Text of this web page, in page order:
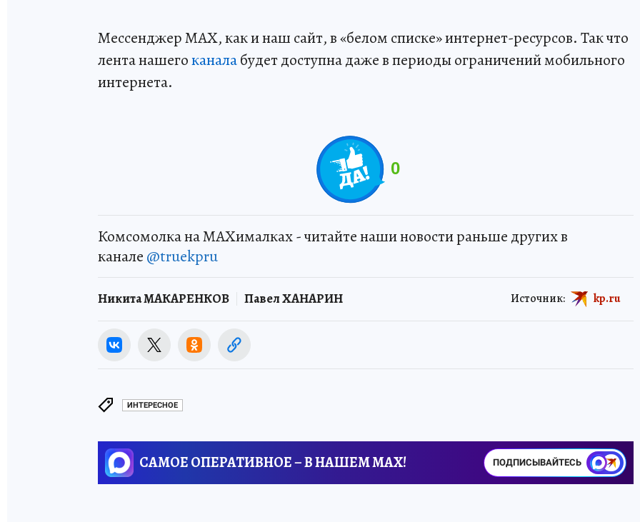
Мессенджер MAX, как и наш сайт, в «белом списке» интернет-ресурсов. Так что
лента нашегоканалабудет доступна даже в периоды ограничений мобильного
интернета.
0
Комсомолка на MAXималках - читайте наши новости раньше других в
канале @truekpru
Никита МАКАРЕНКОВ Павел ХАНАРИН Источник: kp.ru
ИНТЕРЕСНОЕ
САМОЕ ОПЕРАТИВНОЕ – В НАШЕМ MAX! ПОДПИСЫВАЙТЕСЬ